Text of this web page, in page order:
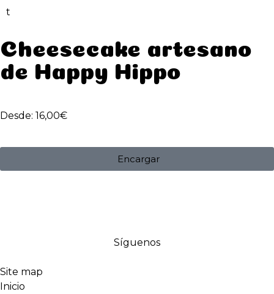
t
Cheesecake artesano
de Happy Hippo
Desde: 16,00€
Encargar
Síguenos
Site map
Inicio